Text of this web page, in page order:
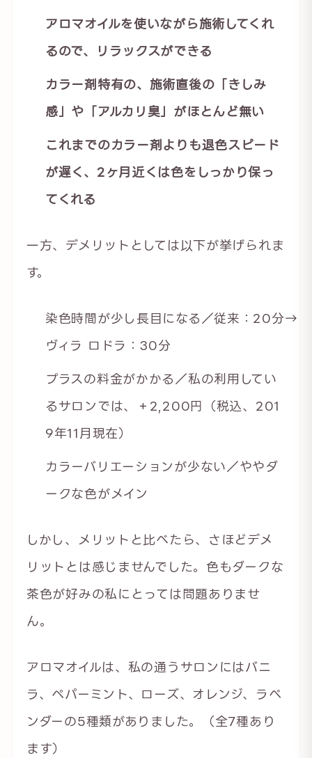
アロマオイルを使いながら施術してくれ
るので、リラックスができる
カラー剤特有の、施術直後の「きしみ
感」や「アルカリ臭」がほとんど無い
これまでのカラー剤よりも退色スピード
が遅く、2ヶ月近くは色をしっかり保っ
てくれる
一方、デメリットとしては以下が挙げられま
す。
染色時間が少し長目になる／従来：20分→
ヴィラ ロドラ：30分
プラスの料金がかかる／私の利用してい
るサロンでは、＋2,200円（税込、201
9年11月現在）
カラーバリエーションが少ない／ややダ
ークな色がメイン
しかし、メリットと比べたら、さほどデメ
リットとは感じませんでした。色もダークな
茶色が好みの私にとっては問題ありませ
ん。
アロマオイルは、私の通うサロンにはバニ
ラ、ペパーミント、ローズ、オレンジ、ラベ
ンダーの5種類がありました。（全7種あり
ます）